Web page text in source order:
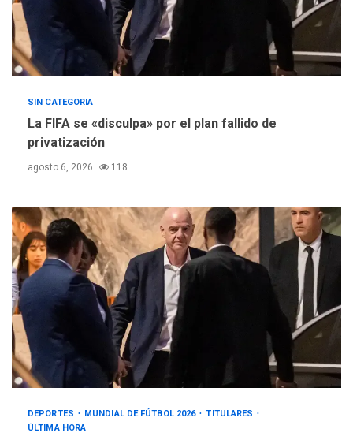
SIN CATEGORIA
La FIFA se «disculpa» por el plan fallido de
privatización
agosto 6, 2026 118
DEPORTES MUNDIAL DE FÚTBOL 2026
TITULARES
ÚLTIMA HORA